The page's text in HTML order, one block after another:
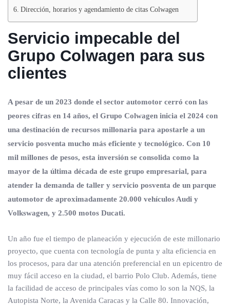
Dirección, horarios y agendamiento de citas Colwagen
Servicio impecable del
Grupo Colwagen para sus
clientes
A pesar de un 2023 donde el sector automotor cerró con las
peores cifras en 14 años, el Grupo Colwagen inicia el 2024 con
una destinación de recursos millonaria para apostarle a un
servicio posventa mucho más eficiente y tecnológico. Con 10
mil millones de pesos, esta inversión se consolida como la
mayor de la última década de este grupo empresarial, para
atender la demanda de taller y servicio posventa de un parque
automotor de aproximadamente 20.000 vehículos Audi y
Volkswagen, y 2.500 motos Ducati.
Un año fue el tiempo de planeación y ejecución de este millonario
proyecto, que cuenta con tecnología de punta y alta eficiencia en
los procesos, para dar una atención preferencial en un epicentro de
muy fácil acceso en la ciudad, el barrio Polo Club. Además, tiene
la facilidad de acceso de principales vías como lo son la NQS, la
Autopista Norte, la Avenida Caracas y la Calle 80. Innovación,